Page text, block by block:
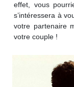
effet, vous
s’intéressera à
votre partenaire
votre couple !